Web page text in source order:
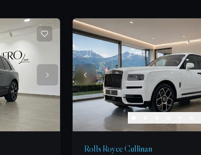
Rolls Royce Cullinan